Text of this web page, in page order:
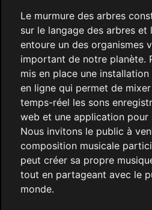
Le murmure des arbres
sur le langage des arbres et
entoure un des organismes
important de notre planète.
mis en place une
en ligne qui permet de
temps-réel les sons
web et une application pour
Nous invitons le public à
composition musicale
peut créer sa propre
tout en partageant avec le
monde.